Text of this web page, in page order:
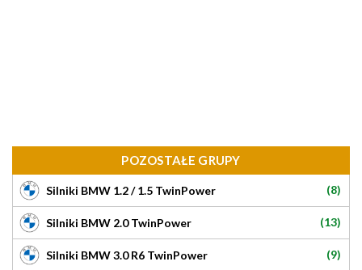
POZOSTAŁE GRUPY
Silniki BMW 1.2 / 1.5 TwinPower (8)
Silniki BMW 2.0 TwinPower (13)
Silniki BMW 3.0 R6 TwinPower (9)